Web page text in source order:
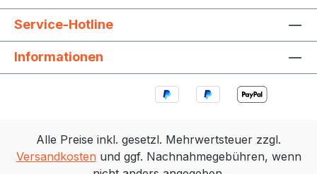
Service-Hotline
Informationen
Alle Preise inkl. gesetzl. Mehrwertsteuer zzgl.
Versandkostenund ggf. Nachnahmegebühren, wenn